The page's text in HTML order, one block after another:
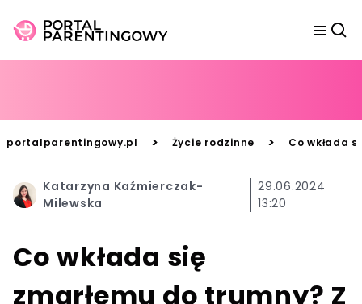
portalparentingowy.pl > Życie rodzinne > Co wkłada
Katarzyna Kaźmierczak-
Milewska
29.06.2024
13:20
Co wkłada się
zmarłemu do trumny? Z